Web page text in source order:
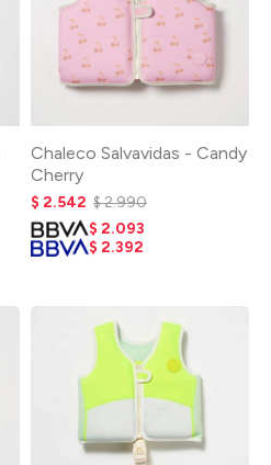
Chaleco Salvavidas - Candy
Cherry
$ 2.542 $2.990
$ 2.093
$ 2.392